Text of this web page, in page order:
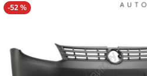
-52 %